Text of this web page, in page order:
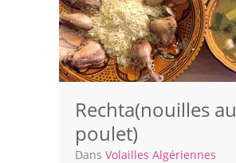
Rechta(nouilles au
poulet)
Dans Volailles Algériennes